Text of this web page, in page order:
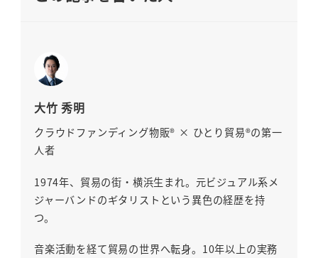
大竹 秀明
クラウドファンディング物販® × ひとり貿易®の第一
人者
1974年、貿易の街・横浜生まれ。元ビジュアル系メ
ジャーバンドのギタリストという異色の経歴を持
つ。
音楽活動を経て貿易の世界へ転身。10年以上の実務